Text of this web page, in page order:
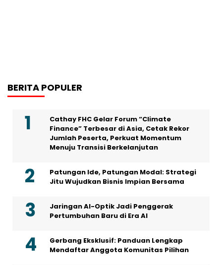
BERITA POPULER
Cathay FHC Gelar Forum “Climate
Finance” Terbesar di Asia, Cetak Rekor
Jumlah Peserta, Perkuat Momentum
Menuju Transisi Berkelanjutan
Patungan Ide, Patungan Modal: Strategi
Jitu Wujudkan Bisnis Impian Bersama
Jaringan AI-Optik Jadi Penggerak
Pertumbuhan Baru di Era AI
Gerbang Eksklusif: Panduan Lengkap
Mendaftar Anggota Komunitas Pilihan